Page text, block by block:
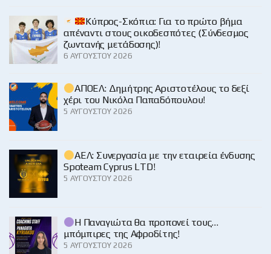
Κύπρος-Σκόπια: Για το πρώτο βήμα
απέναντι στους οικοδεσπότες (Σύνδεσμος
ζωντανής μετάδοσης)!
6 ΑΥΓΟΎΣΤΟΥ 2026
ΑΠΟΕΛ: Δημήτρης Αριστοτέλους το δεξί
χέρι του Νικόλα Παπαδόπουλου!
5 ΑΥΓΟΎΣΤΟΥ 2026
ΑΕΛ: Συνεργασία με την εταιρεία ένδυσης
Spoteam Cyprus LTD!
5 ΑΥΓΟΎΣΤΟΥ 2026
Η Παναγιώτα θα προπονεί τους…
μπόμπιρες της Αφροδίτης!
5 ΑΥΓΟΎΣΤΟΥ 2026